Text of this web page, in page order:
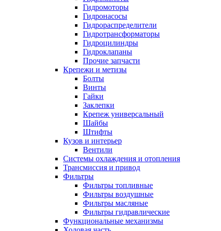
Гидромоторы
Гидронасосы
Гидрораспределители
Гидротрансформаторы
Гидроцилиндры
Гидроклапаны
Прочие запчасти
Крепежи и метизы
Болты
Винты
Гайки
Заклепки
Крепеж универсальный
Шайбы
Штифты
Кузов и интерьер
Вентили
Системы охлаждения и отопления
Трансмиссия и привод
Фильтры
Фильтры топливные
Фильтры воздушные
Фильтры масляные
Фильтры гидравлические
Функциональные механизмы